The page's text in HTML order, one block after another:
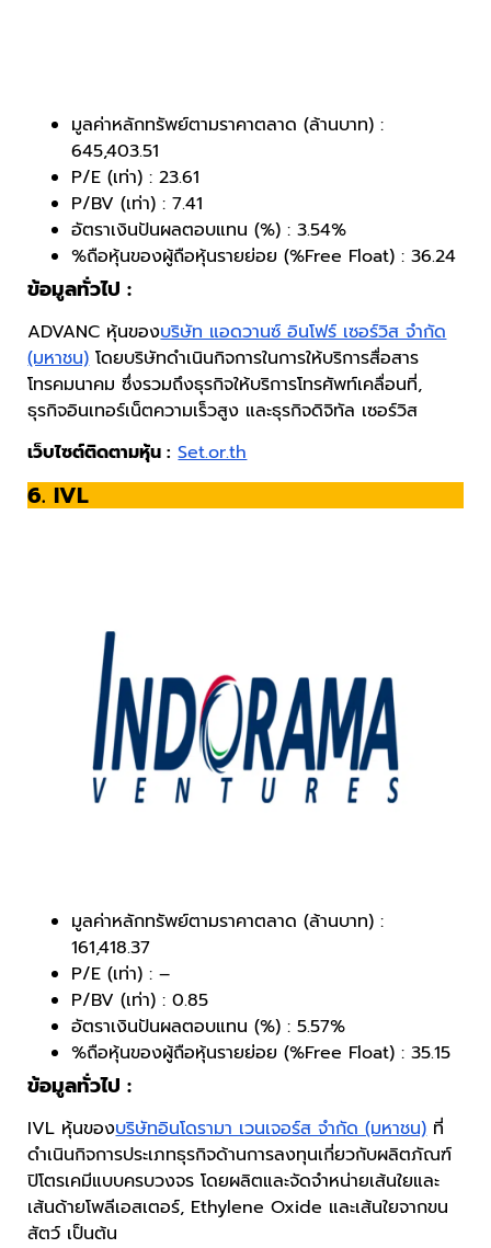
มูลค่าหลักทรัพย์ตามราคาตลาด (ล้านบาท) :
645,403.51
P/E (เท่า) : 23.61
P/BV (เท่า) : 7.41
อัตราเงินปันผลตอบแทน (%) : 3.54%
%ถือหุ้นของผู้ถือหุ้นรายย่อย (%Free Float) : 36.24
ข้อมูลทั่วไป :
ADVANC หุ้นของบริษัท แอดวานซ์ อินโฟร์ เซอร์วิส จำกัด
(มหาชน)โดยบริษัทดำเนินกิจการในการให้บริการสื่อสาร
โทรคมนาคม ซึ่งรวมถึงธุรกิจให้บริการโทรศัพท์เคลื่อนที่,
ธุรกิจอินเทอร์เน็ตความเร็วสูง และธุรกิจดิจิทัล เซอร์วิส
เว็บไซต์ติดตามหุ้น : Set.or.th
6. IVL
มูลค่าหลักทรัพย์ตามราคาตลาด (ล้านบาท) :
161,418.37
P/E (เท่า) : –
P/BV (เท่า) : 0.85
อัตราเงินปันผลตอบแทน (%) : 5.57%
%ถือหุ้นของผู้ถือหุ้นรายย่อย (%Free Float) : 35.15
ข้อมูลทั่วไป :
IVL หุ้นของบริษัทอินโดรามา เวนเจอร์ส จำกัด (มหาชน)ที่
ดำเนินกิจการประเภทธุรกิจด้านการลงทุนเกี่ยวกับผลิตภัณฑ์
ปิโตรเคมีแบบครบวงจร โดยผลิตและจัดจำหน่ายเส้นใยและ
เส้นด้ายโพลีเอสเตอร์, Ethylene Oxide และเส้นใยจากขน
สัตว์ เป็นต้น